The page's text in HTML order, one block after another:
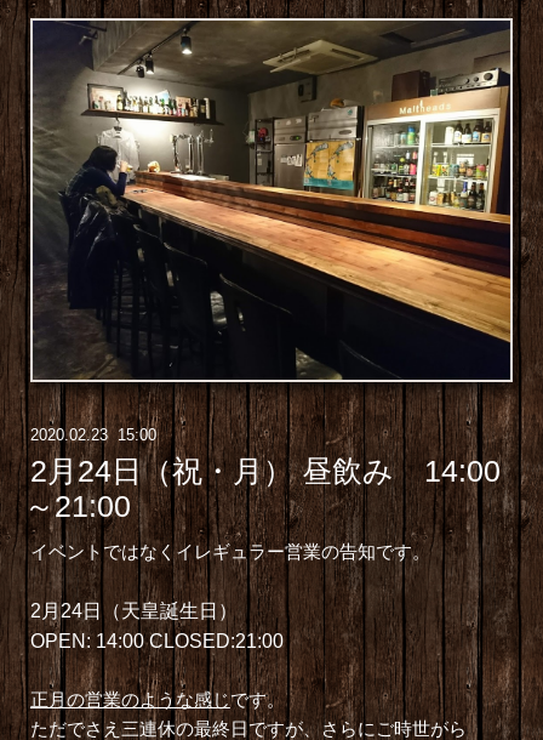
2020.02.23 15:00
2月24日（祝・月） 昼飲み 14:00
～21:00
イベントではなくイレギュラー営業の告知です。
2月24日（天皇誕生日）
OPEN: 14:00 CLOSED:21:00
正月の営業のような感じです。
ただでさえ三連休の最終日ですが、さらにご時世がら